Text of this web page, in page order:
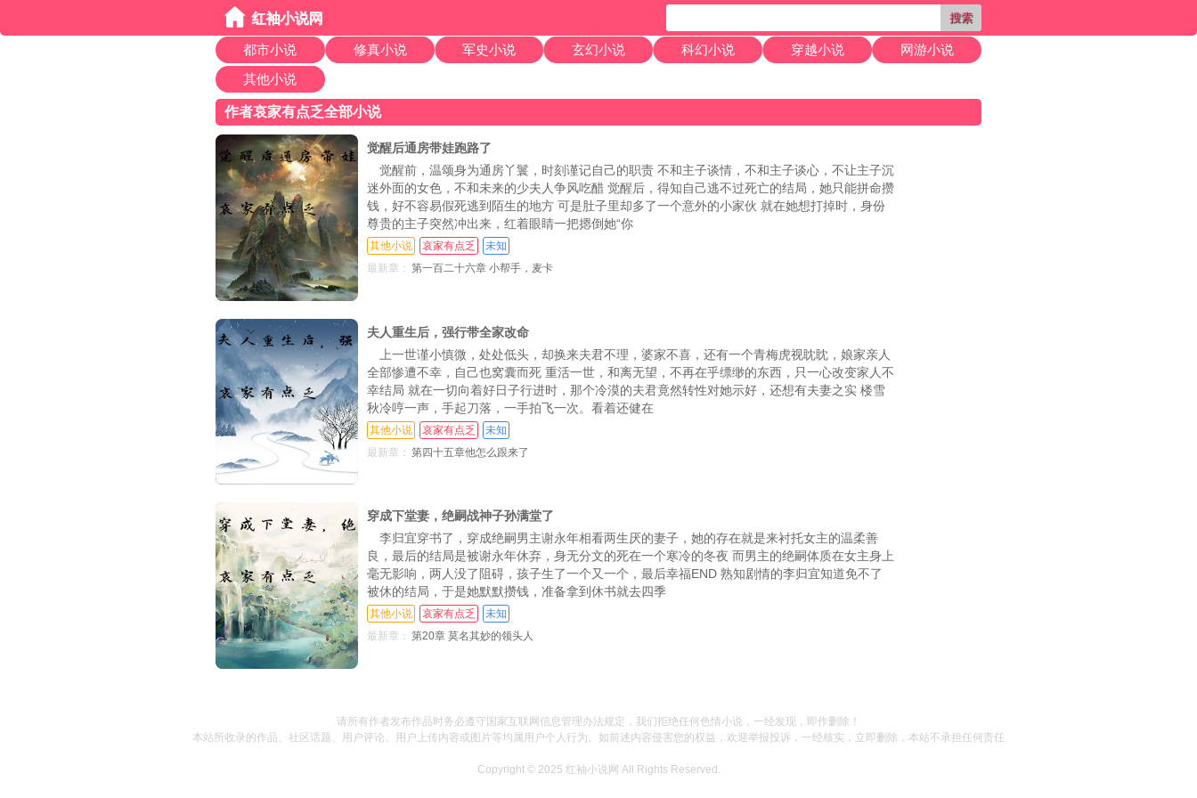
搜索
都市小说 修真小说 军史小说 玄幻小说 科幻小说 穿越小说
网游小说
其他小说
作者哀家有点乏全部小说
觉醒后通房带娃跑路了
觉醒前，温颂身为通房丫鬟，时刻谨记自己的职责 不和主子谈情，不和主子谈心，不让主子沉
迷外面的女色，不和未来的少夫人争风吃醋 觉醒后，得知自己逃不过死亡的结局，她只能拼命攒
钱，好不容易假死逃到陌生的地方 可是肚子里却多了一个意外的小家伙 就在她想打掉时，身份
尊贵的主子突然冲出来，红着眼睛一把摁倒她“你
其他小说 哀家有点乏
未知
最新章： 第一百二十六章 小帮手，麦卡
夫人重生后，强行带全家改命
上一世谨小慎微，处处低头，却换来夫君不理，婆家不喜，还有一个青梅虎视眈眈，娘家亲人
全部惨遭不幸，自己也窝囊而死 重活一世，和离无望，不再在乎缥缈的东西，只一心改变家人不
幸结局 就在一切向着好日子行进时，那个冷漠的夫君竟然转性对她示好，还想有夫妻之实 楼雪
秋冷哼一声，手起刀落，一手拍飞一次。看着还健在
其他小说 哀家有点乏
未知
最新章： 第四十五章他怎么跟来了
穿成下堂妻，绝嗣战神子孙满堂了
李归宜穿书了，穿成绝嗣男主谢永年相看两生厌的妻子，她的存在就是来衬托女主的温柔善
良，最后的结局是被谢永年休弃，身无分文的死在一个寒冷的冬夜 而男主的绝嗣体质在女主身上
毫无影响，两人没了阻碍，孩子生了一个又一个，最后幸福END 熟知剧情的李归宜知道免不了
被休的结局，于是她默默攒钱，准备拿到休书就去四季
其他小说 哀家有点乏
未知
最新章： 第20章 莫名其妙的领头人
请所有作者发布作品时务必遵守国家互联网信息管理办法规定，我们拒绝任何色情小说，一经发现，即作删除！
本站所收录的作品、社区话题、用户评论、用户上传内容或图片等均属用户个人行为。如前述内容侵害您的权益，欢迎举报投诉，一经核实，立即删除，本站不承担任何责任
Copyright © 2025 红袖小说网 All Rights Reserved.